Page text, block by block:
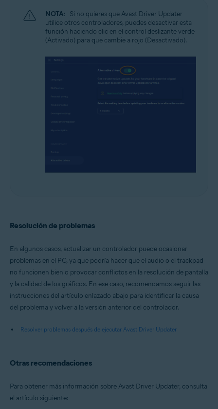
NOTA: Si no quieres que Avast Driver Updater
utilice otros controladores, puedes desactivar esta
función haciendo clic en el control deslizante verde
(Activado) para que cambie a rojo (Desactivado).
Resolución de problemas
En algunos casos, actualizar un controlador puede ocasionar
problemas en el PC, ya que podría hacer que el audio o el trackpad
no funcionen bien o provocar conflictos en la resolución de pantalla
y la calidad de los gráficos. En ese caso, recomendamos seguir las
instrucciones del artículo enlazado abajo para identificar la causa
del problema y volver a la versión anterior del controlador.
Resolver problemas después de ejecutar Avast Driver Updater
Otras recomendaciones
Para obtener más información sobre Avast Driver Updater, consulta
el artículo siguiente: